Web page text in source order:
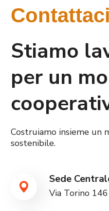
Contattaci
Stiamo
per un
Costruiamo insieme un
sostenibile.
Sede
Via Torino